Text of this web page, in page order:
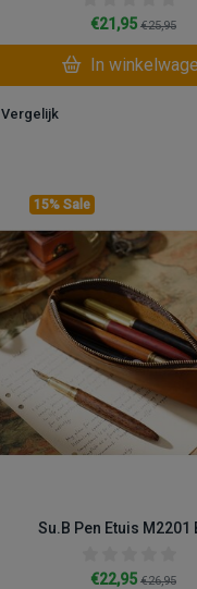
€21,95 €25,95
In
Vergelijk
15% Sale
Su.B Pen Etuis M2201
€22,95 €26,95